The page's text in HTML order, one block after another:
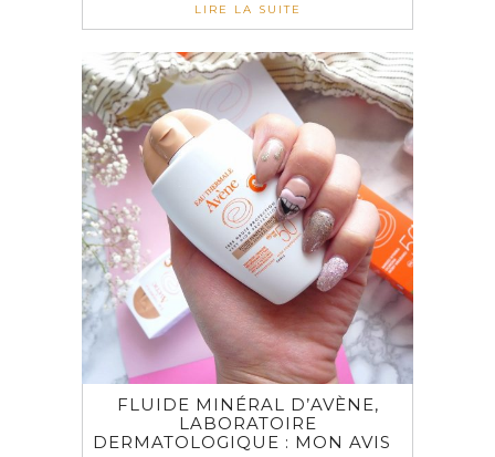
LIRE LA SUITE
FLUIDE MINÉRAL D’AVÈNE,
LABORATOIRE
DERMATOLOGIQUE : MON AVIS